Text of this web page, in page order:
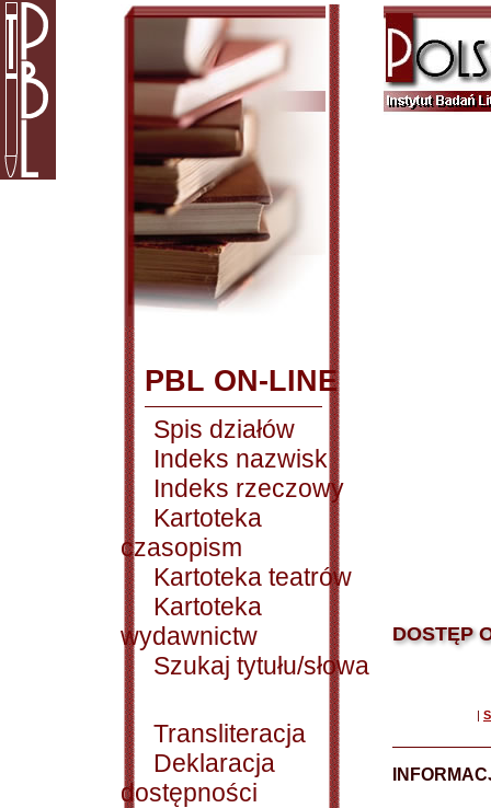
PBL ON-LINE
Spis działów
Indeks nazwisk
Indeks rzeczowy
Kartoteka
czasopism
Kartoteka teatrów
Kartoteka
wydawnictw
Szukaj tytułu/słowa
Transliteracja
Deklaracja
dostępności
DOSTĘP
|